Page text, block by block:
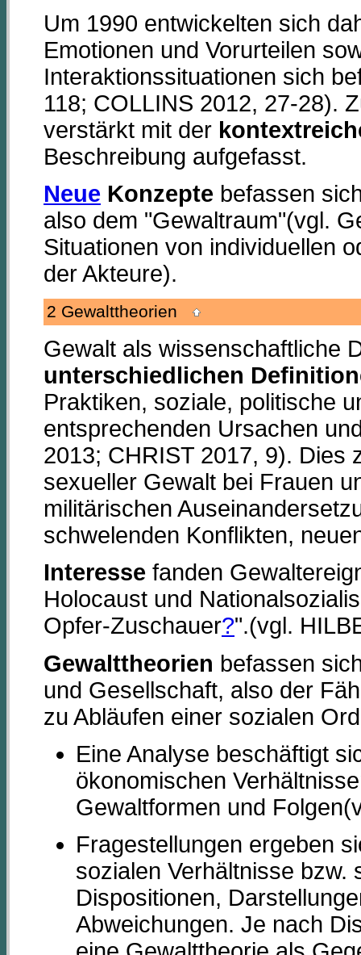
Um 1990 entwickelten sich
Emotionen und Vorurteilen
Interaktionssituationen sich
118; COLLINS 2012, 27-28).
verstärkt mit der
Beschreibung aufgefasst.
Neue Konzepte befassen
also dem "Gewaltraum"(vgl.
Situationen von individuellen
der Akteure).
2 Gewalttheorien
Gewalt als wissenschaftliche
unterschiedlichen
Praktiken, soziale, politische
entsprechenden Ursachen
2013; CHRIST 2017, 9). Dies
sexueller Gewalt bei Frauen
militärischen
schwelenden Konflikten,
Interesse fanden
Holocaust und
Opfer-Zuschauer?".(vgl.
Gewalttheorien befassen
und Gesellschaft, also der
zu Abläufen einer sozialen
Eine Analyse beschäftigt
ökonomischen
Gewaltformen und
Fragestellungen ergeben
sozialen Verhältnisse bzw.
Dispositionen,
Abweichungen. Je nach